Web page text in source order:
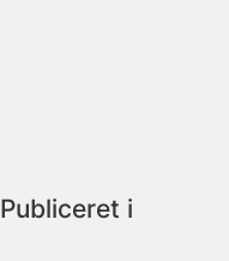
Publiceret i